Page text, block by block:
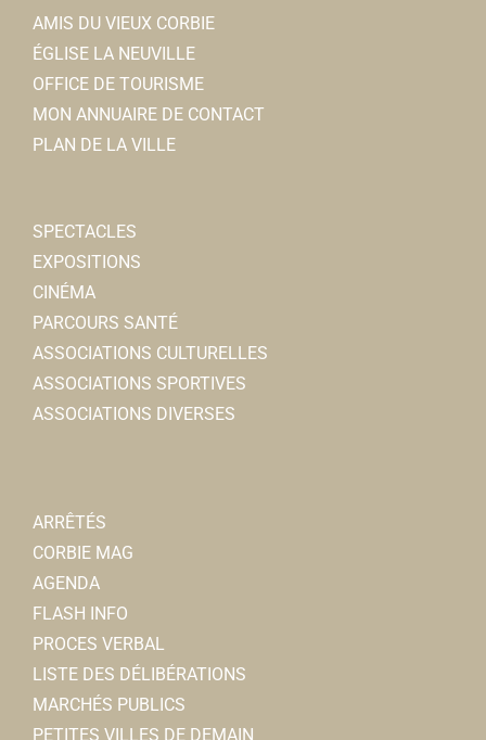
AMIS DU VIEUX CORBIE
ÉGLISE LA NEUVILLE
OFFICE DE TOURISME
MON ANNUAIRE DE CONTACT
PLAN DE LA VILLE
SPECTACLES
EXPOSITIONS
CINÉMA
PARCOURS SANTÉ
ASSOCIATIONS CULTURELLES
ASSOCIATIONS SPORTIVES
ASSOCIATIONS DIVERSES
ARRÊTÉS
CORBIE MAG
AGENDA
FLASH INFO
PROCES VERBAL
LISTE DES DÉLIBÉRATIONS
MARCHÉS PUBLICS
PETITES VILLES DE DEMAIN